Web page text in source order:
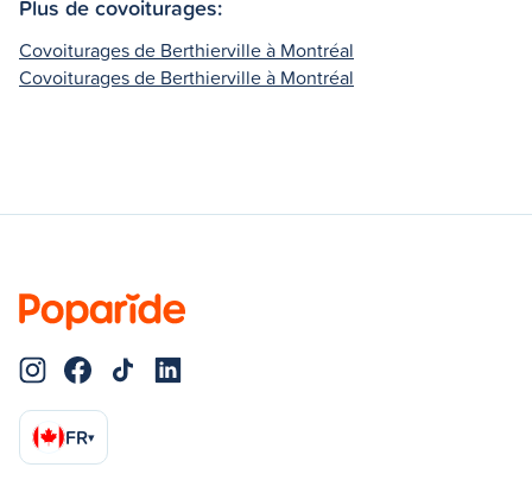
Plus de covoiturages:
Covoiturages de Berthierville à Montréal
Covoiturages de Berthierville à Montréal
FR▾